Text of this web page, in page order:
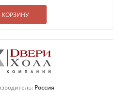
КОРЗИНУ
Россия